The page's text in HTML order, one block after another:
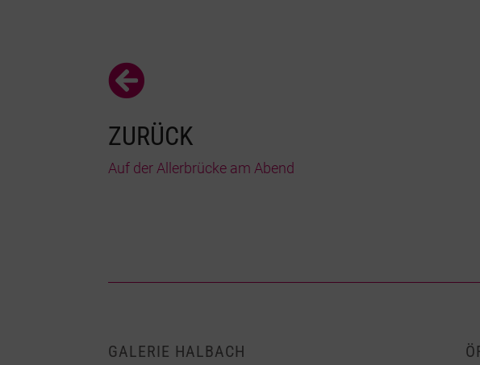

ZURÜCK
Auf der Allerbrücke am Abend
GALERIE HALBACH